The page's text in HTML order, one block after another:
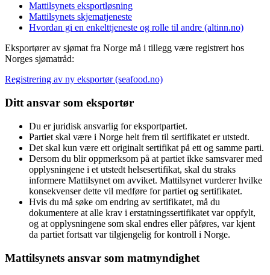
Mattilsynets eksportløsning
Mattilsynets skjematjeneste
Hvordan gi en enkelttjeneste og rolle til andre (altinn.no)
Eksportører av sjømat fra Norge må i tillegg være registrert hos
Norges sjømatråd:
Registrering av ny eksportør (seafood.no)
Ditt ansvar som eksportør
Du er juridisk ansvarlig for eksportpartiet.
Partiet skal være i Norge helt frem til sertifikatet er utstedt.
Det skal kun være ett originalt sertifikat på ett og samme parti.
Dersom du blir oppmerksom på at partiet ikke samsvarer med
opplysningene i et utstedt helsesertifikat, skal du straks
informere Mattilsynet om avviket. Mattilsynet vurderer hvilke
konsekvenser dette vil medføre for partiet og sertifikatet.
Hvis du må søke om endring av sertifikatet, må du
dokumentere at alle krav i erstatningssertifikatet var oppfylt,
og at opplysningene som skal endres eller påføres, var kjent
da partiet fortsatt var tilgjengelig for kontroll i Norge.
Mattilsynets ansvar som matmyndighet